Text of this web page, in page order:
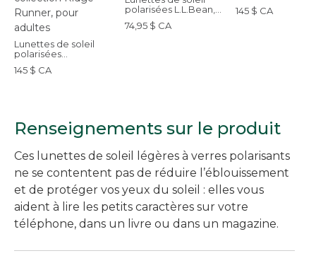
Lunettes de soleil
polarisées
L.L.Bean avec
Hydroglare,
145 $ CA
polarisées L.L.Bean,
collection Overland,
pour adultes
74,95 $ CA
pour femmes
145 $ CA
Renseignements sur le produit
Ces lunettes de soleil légères à verres polarisants
ne se contentent pas de réduire l’éblouissement
et de protéger vos yeux du soleil : elles vous
aident à lire les petits caractères sur votre
téléphone, dans un livre ou dans un magazine.